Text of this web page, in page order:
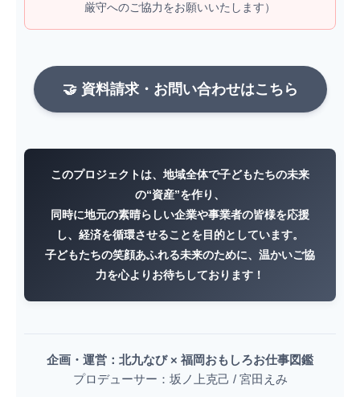
厳守へのご協力をお願いいたします）
🤝 資料請求・お問い合わせはこちら
このプロジェクトは、地域全体で子どもたちの未来
の“資産”を作り、
同時に地元の素晴らしい企業や事業者の皆様を応援
し、経済を循環させることを目的としています。
子どもたちの笑顔あふれる未来のために、温かいご協
力を心よりお待ちしております！
企画・運営：北九なび × 福岡おもしろお仕事図鑑
プロデューサー：坂ノ上克己 / 宮田えみ